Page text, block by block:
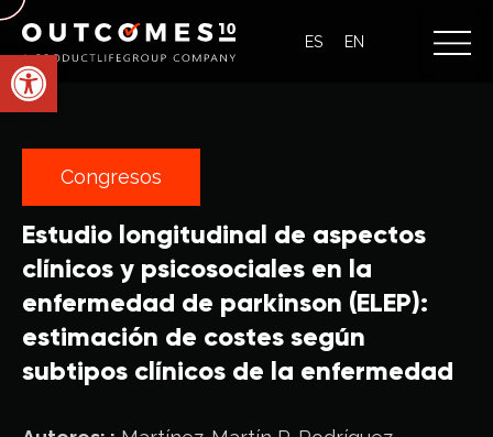
Abrir barra de herramientas
ES EN
Congresos
Estudio longitudinal de aspectos
clínicos y psicosociales en la
enfermedad de parkinson (ELEP):
estimación de costes según
subtipos clínicos de la enfermedad